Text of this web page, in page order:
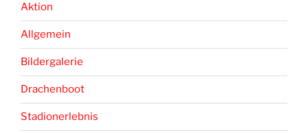
Aktion
Allgemein
Bildergalerie
Drachenboot
Stadionerlebnis